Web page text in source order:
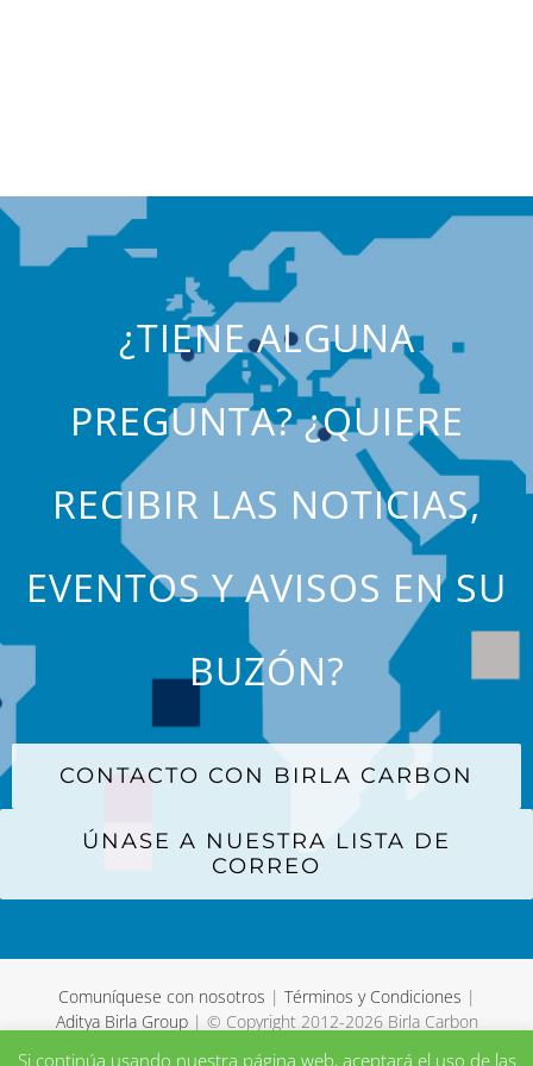
¿TIENE ALGUNA
PREGUNTA? ¿QUIERE
RECIBIR LAS NOTICIAS,
EVENTOS Y AVISOS EN SU
BUZÓN?
CONTACTO CON BIRLA CARBON
ÚNASE A NUESTRA LISTA DE
CORREO
Comuníquese con nosotros | Términos y Condiciones |
Aditya Birla Group| © Copyright 2012-2026 Birla Carbon
Si continúa usando nuestra página web, aceptará el uso de las